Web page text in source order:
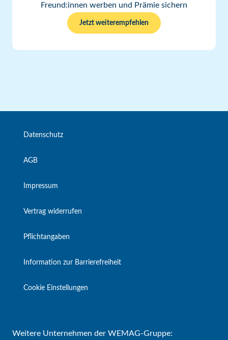
Freund:innen werben und Prämie sichern
Jetzt weiterempfehlen
Datenschutz
AGB
Impressum
Vertrag widerrufen
Pflichtangaben
Information zur Barrierefreiheit
Cookie Einstellungen
Weitere Unternehmen der WEMAG-Gruppe: